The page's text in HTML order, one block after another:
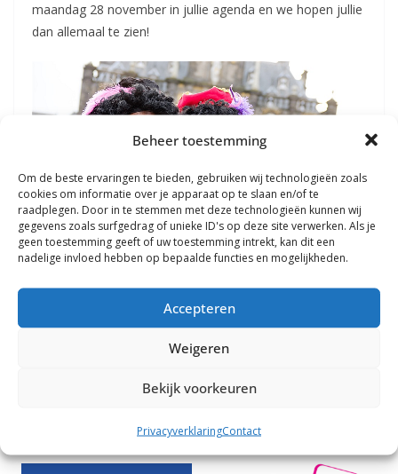
Beheer toestemming
Om de beste ervaringen te bieden, gebruiken wij technologieën zoals
cookies om informatie over je apparaat op te slaan en/of te
raadplegen. Door in te stemmen met deze technologieën kunnen wij
gegevens zoals surfgedrag of unieke ID's op deze site verwerken. Als je
geen toestemming geeft of uw toestemming intrekt, kan dit een
nadelige invloed hebben op bepaalde functies en mogelijkheden.
Accepteren
Weigeren
Bekijk voorkeuren
PrivacyverklaringContact
maandag 28 november in jullie agenda en we hopen jullie
dan allemaal te zien!
Een druk weekend voor de waterpolo jeugd